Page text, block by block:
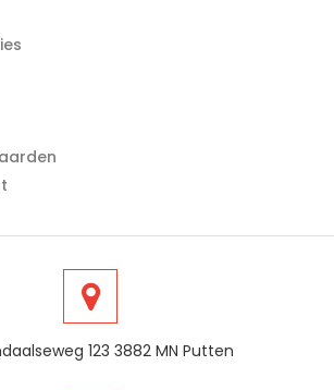
123 3882 MN Putten